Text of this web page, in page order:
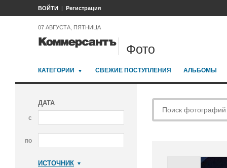
ВОЙТИ Регистрация
07 АВГУСТА, ПЯТНИЦА
Фото
КАТЕГОРИИ СВЕЖИЕ ПОСТУПЛЕНИЯ АЛЬБОМЫ
ДАТА
с
по
ИСТОЧНИК